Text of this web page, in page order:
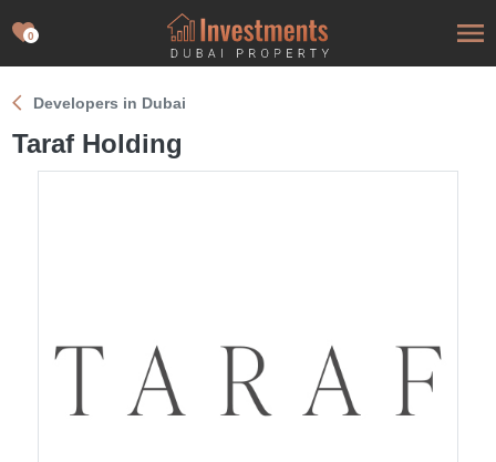
0
Developers in Dubai
Taraf Holding